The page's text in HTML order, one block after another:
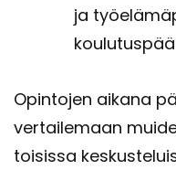
ja
Opin­to­jen ai­ka­na
ver­tai­le­maan
toi­sis­sa